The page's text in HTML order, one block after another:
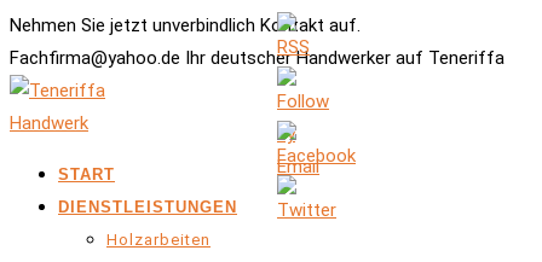
Nehmen Sie jetzt unverbindlich Kontakt auf.
Fachfirma@yahoo.de Ihr deutscher Handwerker auf Teneriffa
START
DIENSTLEISTUNGEN
Holzarbeiten